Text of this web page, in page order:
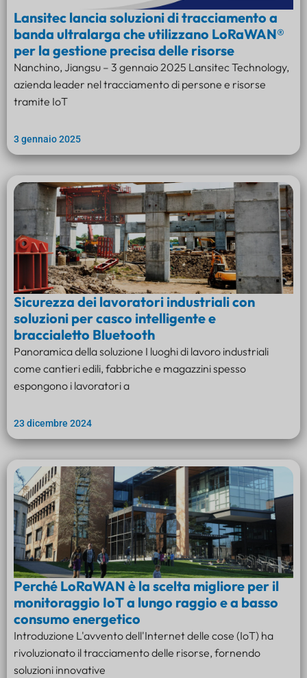
Lansitec lancia soluzioni di tracciamento a
banda ultralarga che utilizzano LoRaWAN®
per la gestione precisa delle risorse
Nanchino, Jiangsu – 3 gennaio 2025 Lansitec Technology,
azienda leader nel tracciamento di persone e risorse
tramite IoT
3 gennaio 2025
Sicurezza dei lavoratori industriali con
soluzioni per casco intelligente e
braccialetto Bluetooth
Panoramica della soluzione I luoghi di lavoro industriali
come cantieri edili, fabbriche e magazzini spesso
espongono i lavoratori a
23 dicembre 2024
Perché LoRaWAN è la scelta migliore per il
monitoraggio IoT a lungo raggio e a basso
consumo energetico
Introduzione L'avvento dell'Internet delle cose (IoT) ha
rivoluzionato il tracciamento delle risorse, fornendo
soluzioni innovative